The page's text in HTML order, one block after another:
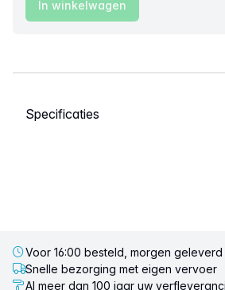
In winkelwagen
Selecteer een tabblad
Voor 16:00 besteld, morgen geleverd
Snelle bezorging met eigen vervoer
Al meer dan 100 jaar uw